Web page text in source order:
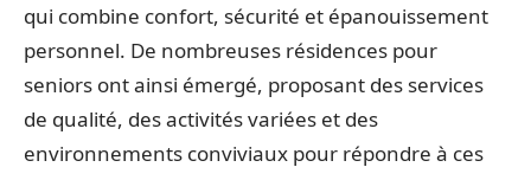
qui combine confort, sécurité et épanouissement
personnel. De nombreuses résidences pour
seniors ont ainsi émergé, proposant des services
de qualité, des activités variées et des
environnements conviviaux pour répondre à ces